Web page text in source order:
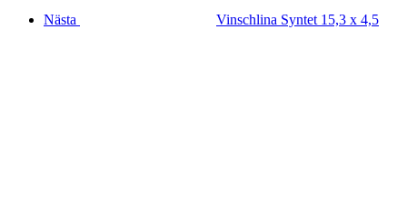
Nästa Vinschlina Syntet 15,3 x 4,5